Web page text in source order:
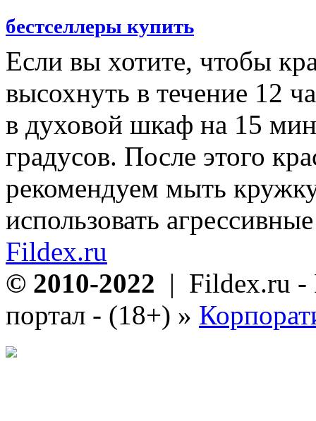
бестселлеры купить
Если вы хотите, чтобы
высохнуть в течение 12
в духовой шкаф на 15
градусов. После этого
рекомендуем мыть
использовать
Fildex.ru
© 2010-2022 | Fildex.ru -
портал - (18+) »